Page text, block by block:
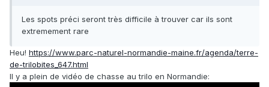
Les spots préci seront très difficile à trouver car ils sont
extremement rare
Heu! https://www.parc-naturel-normandie-maine.fr/agenda/terre-
de-trilobites_647.html
Il y a plein de vidéo de chasse au trilo en Normandie: